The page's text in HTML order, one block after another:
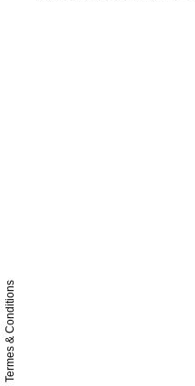
Termes & Conditions